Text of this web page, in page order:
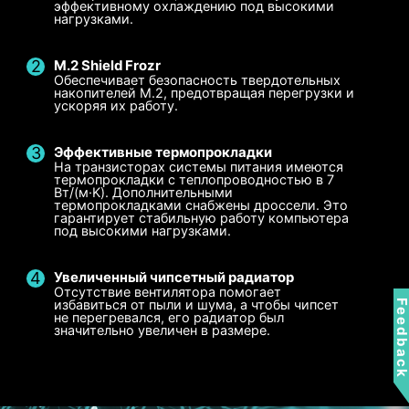
эффективному охлаждению под высокими
нагрузками.
M.2 Shield Frozr
Обеспечивает безопасность твердотельных
накопителей M.2, предотвращая перегрузки и
ускоряя их работу.
Эффективные термопрокладки
На транзисторах системы питания имеются
термопрокладки с теплопроводностью в 7
Вт/(м·K). Дополнительными
термопрокладками снабжены дроссели. Это
гарантирует стабильную работу компьютера
под высокими нагрузками.
Увеличенный чипсетный радиатор
Отсутствие вентилятора помогает
избавиться от пыли и шума, а чтобы чипсет
не перегревался, его радиатор был
значительно увеличен в размере.
Для процессорного
кулера
Для ватерблока
Подача питания 3A /
Поддержка
Несколько профилей
Сохраните до 5 профилей для различных
Smart Fan и Manual Fan
Smart Fan
корректировать кривую температуры,
используя 4 точки на графике.
Manual Fan
Пользовательская настройка
Настройка в MSI Center
соответствии с режимом, выбранным в
пользовательском сценарии
Настройка в BIOS
Настройка параметров вентилятора